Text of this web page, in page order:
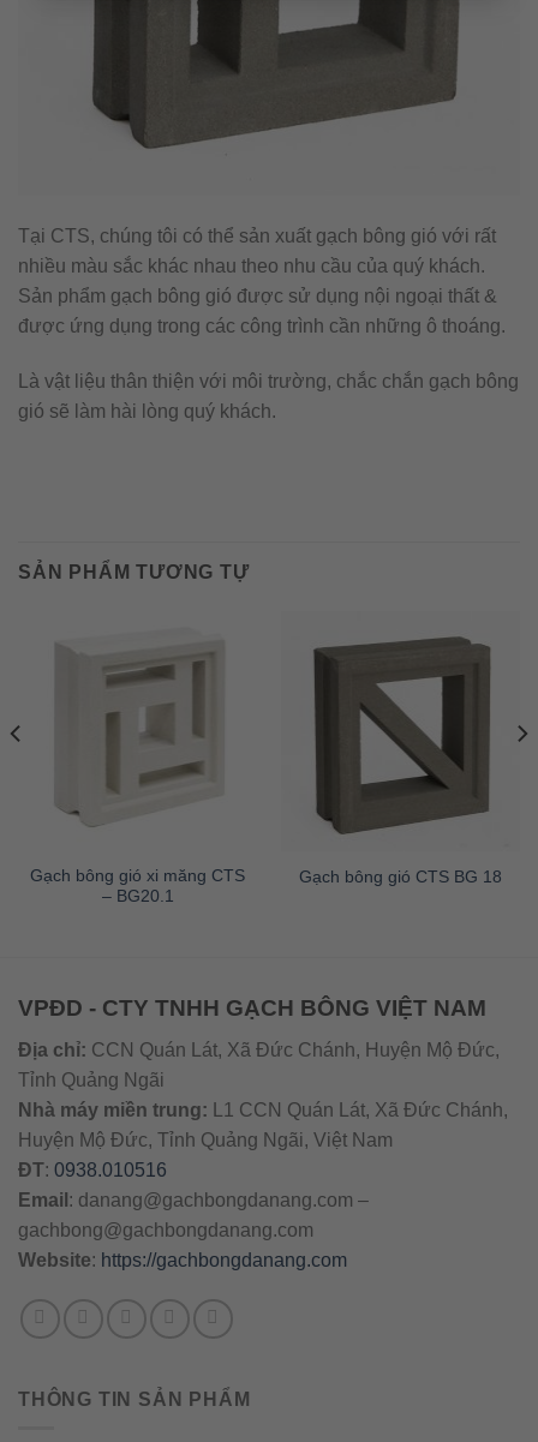
Tại CTS, chúng tôi có thể sản xuất gạch bông gió với rất
nhiều màu sắc khác nhau theo nhu cầu của quý khách.
Sản phẩm gạch bông gió được sử dụng nội ngoại thất &
được ứng dụng trong các công trình cần những ô thoáng.
Là vật liệu thân thiện với môi trường, chắc chắn gạch bông
gió sẽ làm hài lòng quý khách.
SẢN PHẨM TƯƠNG TỰ
Gạch bông gió xi măng CTS
– BG20.1
Gạch bông gió CTS BG 18
VPĐD - CTY TNHH GẠCH BÔNG VIỆT NAM
Địa chỉ: CCN Quán Lát, Xã Đức Chánh, Huyện Mộ Đức,
Tỉnh Quảng Ngãi
Nhà máy miền trung: L1 CCN Quán Lát, Xã Đức Chánh,
Huyện Mộ Đức, Tỉnh Quảng Ngãi, Việt Nam
ĐT: 0938.010516
Email : danang@gachbongdanang.com –
gachbong@gachbongdanang.com
Website: https://gachbongdanang.com
THÔNG TIN SẢN PHẨM